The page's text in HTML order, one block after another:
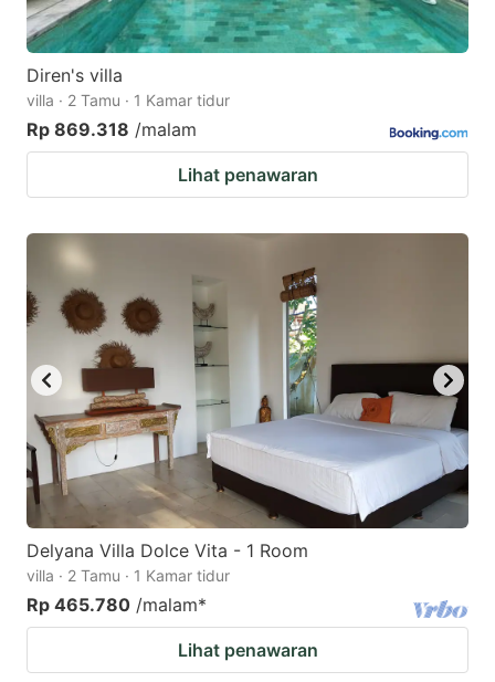
Diren's villa
villa · 2 Tamu · 1 Kamar tidur
Rp 869.318 /malam
Lihat penawaran
Delyana Villa Dolce Vita - 1 Room
villa · 2 Tamu · 1 Kamar tidur
Rp 465.780 /malam*
Lihat penawaran